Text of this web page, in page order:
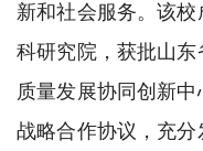
新和社会服务。该
科研究院，获批山
质量发展协同创新
战略合作协议，充